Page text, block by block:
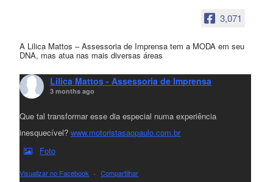
3,071
A Lilica Mattos – Assessoria de Imprensa tem a MODA em seu
DNA, mas atua nas mais diversas áreas
Lilica Mattos - Assessoria de Imprensa
3 months ago
Que tal transformar esse dia especial numa experiência
inesquecível?www.motoristasaopaulo.com.br
Foto
Visualizar no Facebook · Compartilhar